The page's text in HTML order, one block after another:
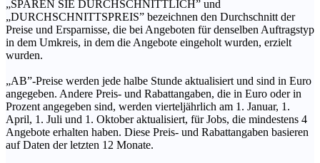
„SPAREN SIE DURCHSCHNITTLICH” und
„DURCHSCHNITTSPREIS” bezeichnen den Durchschnitt der
Preise und Ersparnisse, die bei Angeboten für denselben Auftragstyp
in dem Umkreis, in dem die Angebote eingeholt wurden, erzielt
wurden.
„AB”-Preise werden jede halbe Stunde aktualisiert und sind in Euro
angegeben. Andere Preis- und Rabattangaben, die in Euro oder in
Prozent angegeben sind, werden vierteljährlich am 1. Januar, 1.
April, 1. Juli und 1. Oktober aktualisiert, für Jobs, die mindestens 4
Angebote erhalten haben. Diese Preis- und Rabattangaben basieren
auf Daten der letzten 12 Monate.